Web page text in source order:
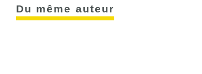
Du même auteur